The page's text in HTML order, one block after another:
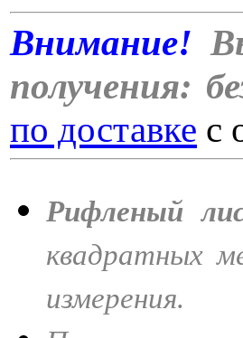
Внимание!
получения:
по доставке с
Рифленый
квадратных
измерения.